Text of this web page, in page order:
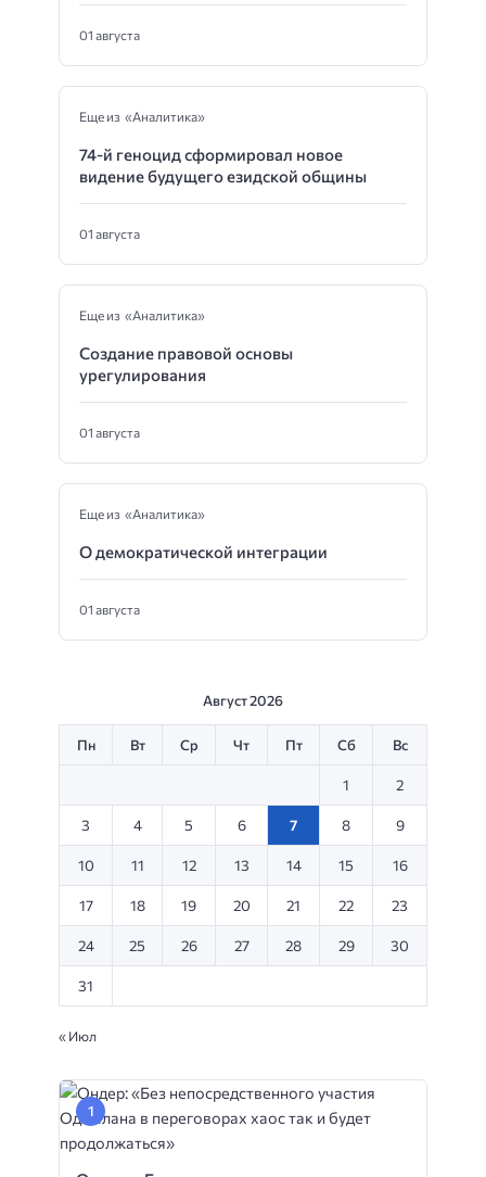
01 августа
Еще из «Аналитика»
74-й геноцид сформировал новое
видение будущего езидской общины
01 августа
Еще из «Аналитика»
Создание правовой основы
урегулирования
01 августа
Еще из «Аналитика»
О демократической интеграции
01 августа
Август 2026
Пн Вт Ср Чт Пт Сб Вс
1 2
3 4 5 6 7 8 9
10 11 12 13 14 15 16
17 18 19 20 21 22 23
24 25 26 27 28 29 30
31
« Июл